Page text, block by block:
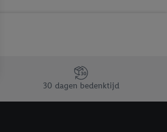
30 dagen bedenktijd